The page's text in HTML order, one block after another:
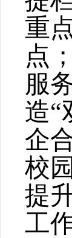
重
点 ；
服
造“
企
校
提
工